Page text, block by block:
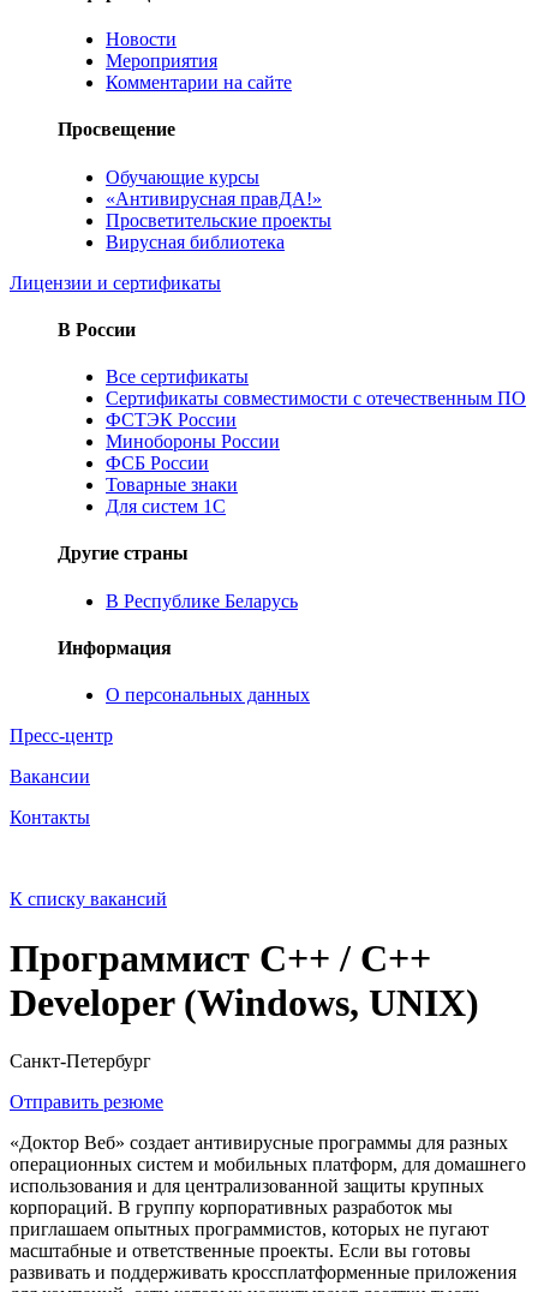
Новости
Мероприятия
Комментарии на сайте
Просвещение
Обучающие курсы
«Антивирусная правДА!»
Просветительские проекты
Вирусная библиотека
Лицензии и сертификаты
В России
Все сертификаты
Сертификаты совместимости с отечественным ПО
ФСТЭК России
Минобороны России
ФСБ России
Товарные знаки
Для систем 1С
Другие страны
В Республике Беларусь
Информация
О персональных данных
Пресс-центр
Вакансии
Контакты
К списку вакансий
Программист C++ / C++
Developer (Windows, UNIX)
Санкт‑Петербург
Отправить резюме
«Доктор Веб» создает антивирусные программы для разных
операционных систем и мобильных платформ, для домашнего
использования и для централизованной защиты крупных
корпораций. В группу корпоративных разработок мы
приглашаем опытных программистов, которых не пугают
масштабные и ответственные проекты. Если вы готовы
развивать и поддерживать кроссплатформенные приложения